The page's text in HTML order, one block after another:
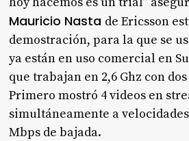
Mauricio Nasta de Ericsson
demostración, para la que se
ya están en uso comercial en
que trabajan en 2,6 Ghz con
Primero mostró 4 videos en
simultáneamente a
Mbps de bajada.